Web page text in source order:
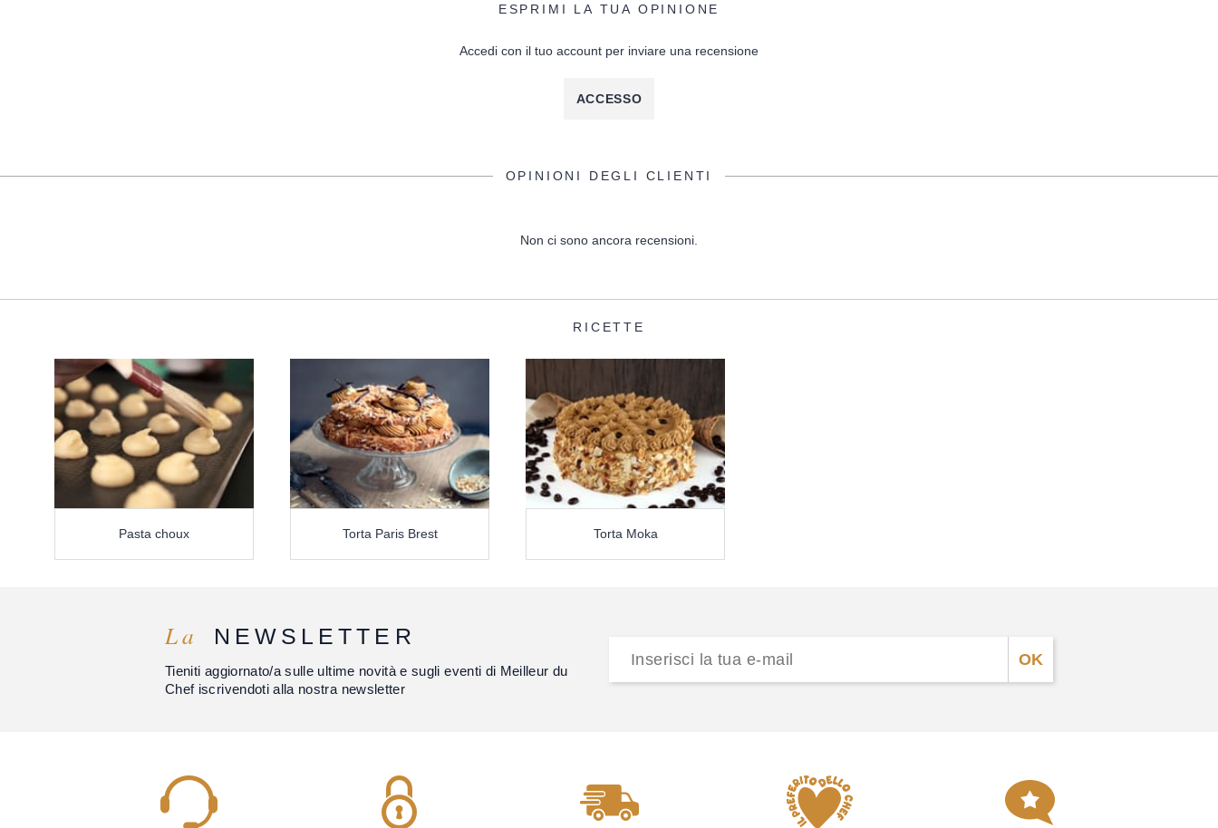
ESPRIMI LA TUA OPINIONE
Accedi con il tuo account per inviare una recensione
ACCESSO
OPINIONI DEGLI CLIENTI
Non ci sono ancora recensioni.
RICETTE
Pasta choux Torta Paris Brest Torta Moka
La NEWSLETTER
Tieniti aggiornato/a sulle ultime novità e sugli eventi di Meilleur du
Chef iscrivendoti alla nostra newsletter